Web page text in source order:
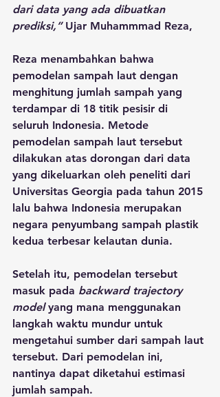
dari data yang ada dibuatkan
prediksi,” Ujar Muhammmad Reza,
Reza menambahkan bahwa
pemodelan sampah laut dengan
menghitung jumlah sampah yang
terdampar di 18 titik pesisir di
seluruh Indonesia. Metode
pemodelan sampah laut tersebut
dilakukan atas dorongan dari data
yang dikeluarkan oleh peneliti dari
Universitas Georgia pada tahun 2015
lalu bahwa Indonesia merupakan
negara penyumbang sampah plastik
kedua terbesar kelautan dunia.
Setelah itu, pemodelan tersebut
masuk pada backward trajectory
model yang mana menggunakan
langkah waktu mundur untuk
mengetahui sumber dari sampah laut
tersebut. Dari pemodelan ini,
nantinya dapat diketahui estimasi
jumlah sampah.